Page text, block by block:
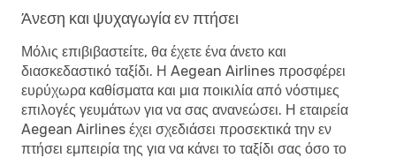
Άνεση και ψυχαγωγία εν πτήσει
Μόλις επιβιβαστείτε, θα έχετε ένα άνετο και
διασκεδαστικό ταξίδι. Η Aegean Airlines προσφέρει
ευρύχωρα καθίσματα και μια ποικιλία από νόστιμες
επιλογές γευμάτων για να σας ανανεώσει. Η εταιρεία
Aegean Airlines έχει σχεδιάσει προσεκτικά την εν
πτήσει εμπειρία της για να κάνει το ταξίδι σας όσο το